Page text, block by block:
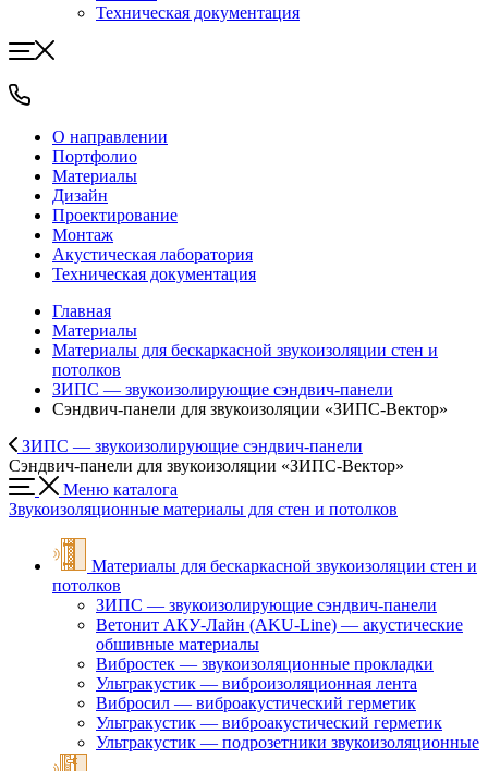
Техническая документация
О направлении
Портфолио
Материалы
Дизайн
Проектирование
Монтаж
Акустическая лаборатория
Техническая документация
Главная
Материалы
Материалы для бескаркасной звукоизоляции стен и
потолков
ЗИПС — звукоизолирующие cэндвич-панели
Сэндвич-панели для звукоизоляции «ЗИПС-Вектор»
ЗИПС — звукоизолирующие cэндвич-панели
Сэндвич-панели для звукоизоляции «ЗИПС-Вектор»
Меню каталога
Звукоизоляционные материалы для стен и потолков
Материалы для бескаркасной звукоизоляции стен и
потолков
ЗИПС — звукоизолирующие cэндвич-панели
Ветонит АКУ-Лайн (AKU-Line) — акустические
обшивные материалы
Вибростек — звукоизоляционные прокладки
Ультракустик — виброизоляционная лента
Вибросил — виброакустический герметик
Ультракустик — виброакустический герметик
Ультракустик — подрозетники звукоизоляционные